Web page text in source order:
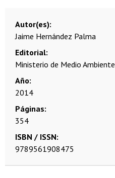
Autor(es)
Jaime Hernández Palma
Editorial
Ministerio de Medio Ambiente
Año
2014
Páginas
354
ISBN / ISSN
9789561908475